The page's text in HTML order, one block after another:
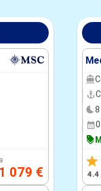
1 079 € 4.4